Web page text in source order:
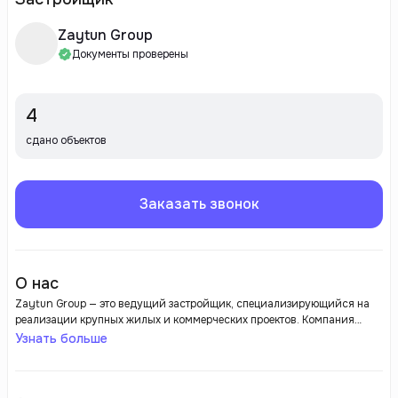
Zaytun Group
Документы проверены
4
сдано объектов
Заказать звонок
О нас
Zaytun Group — это ведущий застройщик, специализирующийся на
реализации крупных жилых и коммерческих проектов. Компания
зарекомендовала себя как надежный и профессиональный партнер в
Узнать больше